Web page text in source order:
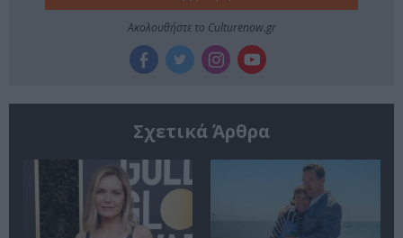
Ακολουθήστε το Culturenow.gr
Σχετικά Άρθρα